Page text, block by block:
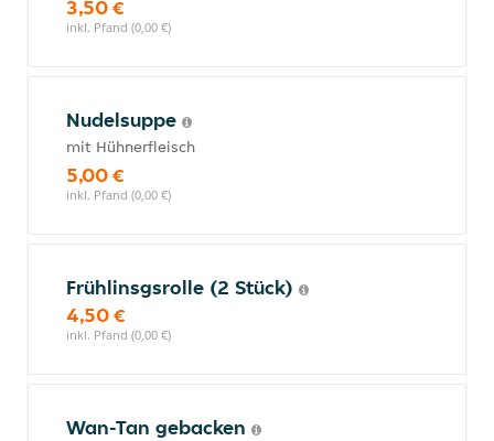
3,50 €
inkl. Pfand (0,00 €)
Nudelsuppe
mit Hühnerfleisch
5,00 €
inkl. Pfand (0,00 €)
Frühlinsgsrolle (2 Stück)
4,50 €
inkl. Pfand (0,00 €)
Wan-Tan gebacken